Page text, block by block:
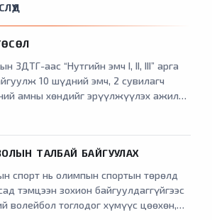
3ДТГ-аас “Нутгийн эмч I, II, III” арга
10 шүдний эмч, 2 сувилагч
амны хөндийг эрүүлжүүлэх ажил
ТАЛБАЙ БАЙГУУЛАХ
спорт нь олимпын спортын төрөлд
тэмцээн зохион байгуулдаггүйгээс
волейбол тоглодог хүмүүс цөөхөн,